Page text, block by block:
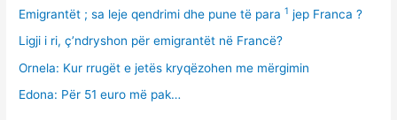
Emigrantët ; sa leje qendrimi dhe pune të para1 jep Franca ?
Ligji i ri, ç’ndryshon për emigrantët në Francë?
Ornela: Kur rrugët e jetës kryqëzohen me mërgimin
Edona: Për 51 euro më pak…